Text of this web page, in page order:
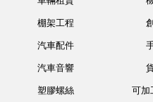
棚架工程
汽車配件
汽車音響
塑膠螺絲 可加